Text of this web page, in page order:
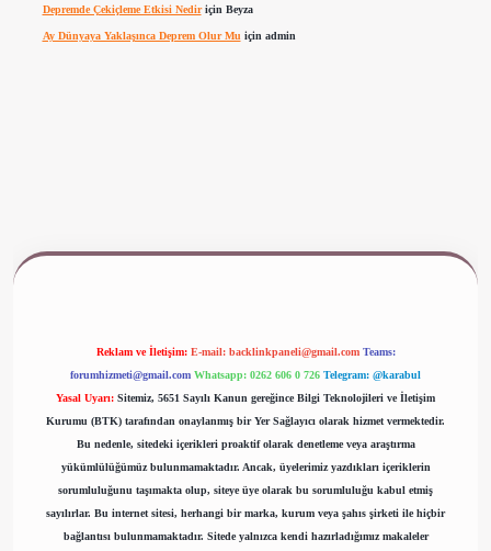
Depremde Çekiçleme Etkisi Nediriçin Beyza
Ay Dünyaya Yaklaşınca Deprem Olur Mu için admin
Reklam ve İletişim: E-mail: backlinkpaneli@gmail.com Teams:
forumhizmeti@gmail.com Whatsapp: 0262 606 0 726 Telegram: @karabul
Yasal Uyarı: Sitemiz, 5651 Sayılı Kanun gereğince Bilgi Teknolojileri ve İletişim
Kurumu (BTK) tarafından onaylanmış bir Yer Sağlayıcı olarak hizmet vermektedir.
Bu nedenle, sitedeki içerikleri proaktif olarak denetleme veya araştırma
yükümlülüğümüz bulunmamaktadır. Ancak, üyelerimiz yazdıkları içeriklerin
sorumluluğunu taşımakta olup, siteye üye olarak bu sorumluluğu kabul etmiş
sayılırlar. Bu internet sitesi, herhangi bir marka, kurum veya şahıs şirketi ile hiçbir
bağlantısı bulunmamaktadır. Sitede yalnızca kendi hazırladığımız makaleler